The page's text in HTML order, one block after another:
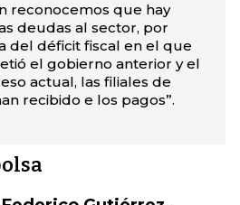
reconocemos que hay
deudas al sector, por
del déficit fiscal en el que
el gobierno anterior y el
actual, las filiales de
recibido e los pagos”.